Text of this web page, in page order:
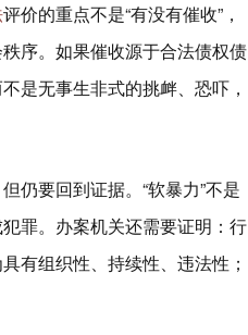
评价的重点不是“有没有催收”，
序。如果催收源于合法债权债
是无事生非式的挑衅、恐吓，
仍要回到证据。“软暴力”不是
罪。办案机关还需要证明：行
有组织性、持续性、违法性；